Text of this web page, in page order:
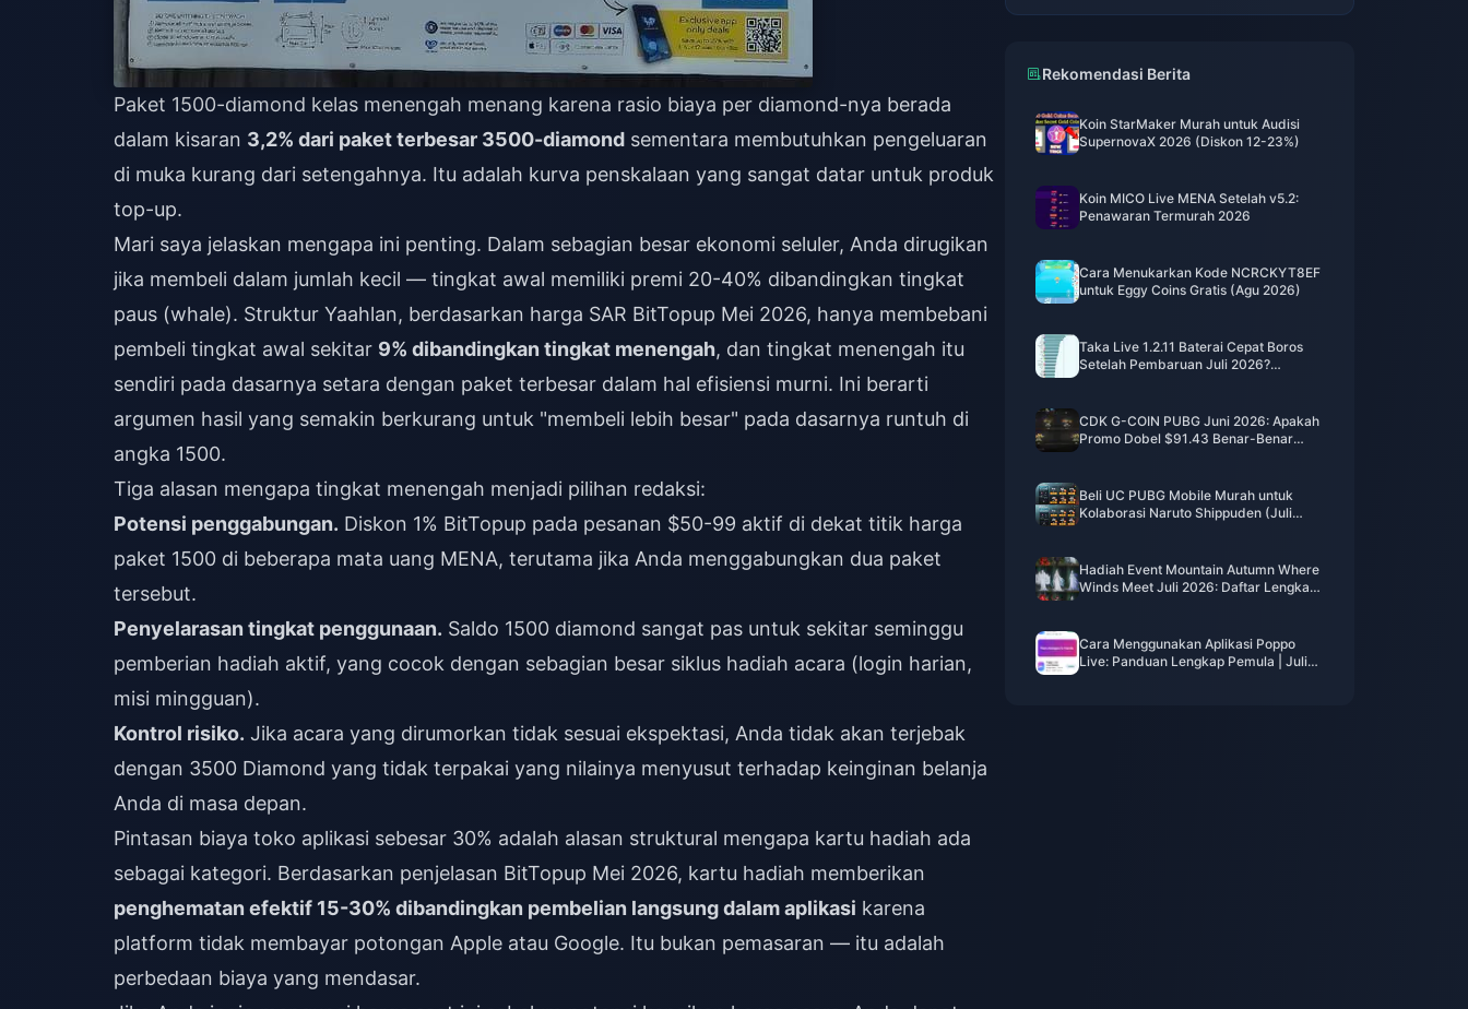
Paket 1500-diamond kelas menengah menang karena rasio biaya per diamond-nya berada
dalam kisaran 3,2% dari paket terbesar 3500-diamond sementara membutuhkan pengeluaran
di muka kurang dari setengahnya. Itu adalah kurva penskalaan yang sangat datar untuk produk
top-up.
Mari saya jelaskan mengapa ini penting. Dalam sebagian besar ekonomi seluler, Anda dirugikan
jika membeli dalam jumlah kecil — tingkat awal memiliki premi 20-40% dibandingkan tingkat
paus (whale). Struktur Yaahlan, berdasarkan harga SAR BitTopup Mei 2026, hanya membebani
pembeli tingkat awal sekitar 9% dibandingkan tingkat menengah, dan tingkat menengah itu
sendiri pada dasarnya setara dengan paket terbesar dalam hal efisiensi murni. Ini berarti
argumen hasil yang semakin berkurang untuk "membeli lebih besar" pada dasarnya runtuh di
angka 1500.
Tiga alasan mengapa tingkat menengah menjadi pilihan redaksi:
Potensi penggabungan. Diskon 1% BitTopup pada pesanan $50-99 aktif di dekat titik harga
paket 1500 di beberapa mata uang MENA, terutama jika Anda menggabungkan dua paket
tersebut.
Penyelarasan tingkat penggunaan. Saldo 1500 diamond sangat pas untuk sekitar seminggu
pemberian hadiah aktif, yang cocok dengan sebagian besar siklus hadiah acara (login harian,
misi mingguan).
Kontrol risiko. Jika acara yang dirumorkan tidak sesuai ekspektasi, Anda tidak akan terjebak
dengan 3500 Diamond yang tidak terpakai yang nilainya menyusut terhadap keinginan belanja
Anda di masa depan.
Pintasan biaya toko aplikasi sebesar 30% adalah alasan struktural mengapa kartu hadiah ada
sebagai kategori. Berdasarkan penjelasan BitTopup Mei 2026, kartu hadiah memberikan
penghematan efektif 15-30% dibandingkan pembelian langsung dalam aplikasi karena
platform tidak membayar potongan Apple atau Google. Itu bukan pemasaran — itu adalah
perbedaan biaya yang mendasar.
Rekomendasi Berita
Koin StarMaker Murah untuk Audisi
SupernovaX 2026 (Diskon 12-23%)
Koin MICO Live MENA Setelah v5.2:
Penawaran Termurah 2026
Cara Menukarkan Kode NCRCKYT8EF
untuk Eggy Coins Gratis (Agu 2026)
Taka Live 1.2.11 Baterai Cepat Boros
Setelah Pembaruan Juli 2026?
CDK G-COIN PUBG Juni 2026: Apakah
Promo Dobel $91.43 Benar-Benar
Beli UC PUBG Mobile Murah untuk
Kolaborasi Naruto Shippuden (Juli
Hadiah Event Mountain Autumn Where
Winds Meet Juli 2026: Daftar Lengkap,
Cara Menggunakan Aplikasi Poppo
Live: Panduan Lengkap Pemula | Juli